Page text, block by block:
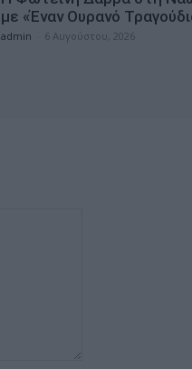
με «Έναν Ουρανό
admin 6 Αυγούστου, 2026